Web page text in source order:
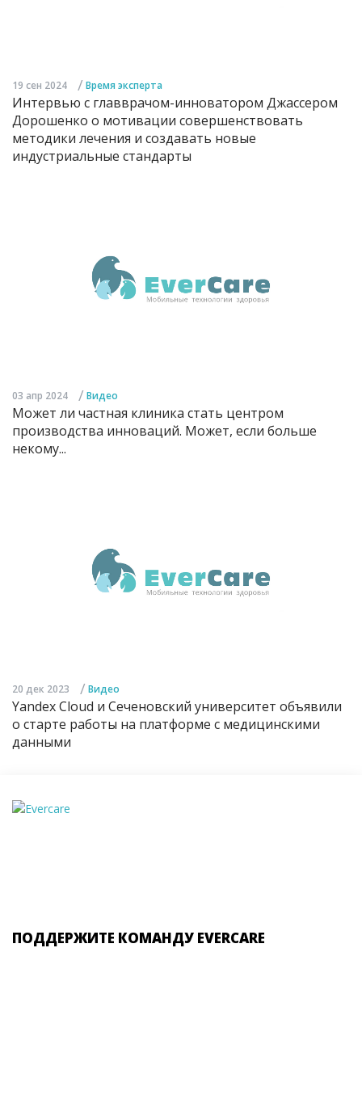
19 сен 2024 / Время эксперта
Интервью с главврачом-инноватором Джассером
Дорошенко о мотивации совершенствовать
методики лечения и создавать новые
индустриальные стандарты
03 апр 2024 / Видео
Может ли частная клиника стать центром
производства инноваций. Может, если больше
некому...
20 дек 2023 / Видео
Yandex Cloud и Сеченовский университет объявили
о старте работы на платформе с медицинскими
данными
ПОДДЕРЖИТЕ КОМАНДУ EVERCARE